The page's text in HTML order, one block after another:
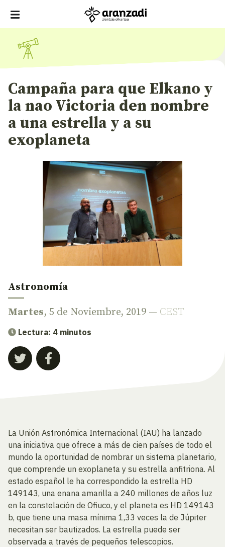
Campaña para que Elkano y
la nao Victoria den nombre
a una estrella y a su
exoplaneta
Astronomía
Martes, 5 de Noviembre, 2019 — CEST
Lectura: 4 minutos
La Unión Astronómica Internacional (IAU) ha lanzado
una iniciativa que ofrece a más de cien países de todo el
mundo la oportunidad de nombrar un sistema planetario,
que comprende un exoplaneta y su estrella anfitriona. Al
estado español le ha correspondido la estrella HD
149143, una enana amarilla a 240 millones de años luz
en la constelación de Ofiuco, y el planeta es HD 149143
b, que tiene una masa mínima 1,33 veces la de Júpiter
necesitan ser bautizados. La estrella puede ser
observada a través de pequeños telescopios.